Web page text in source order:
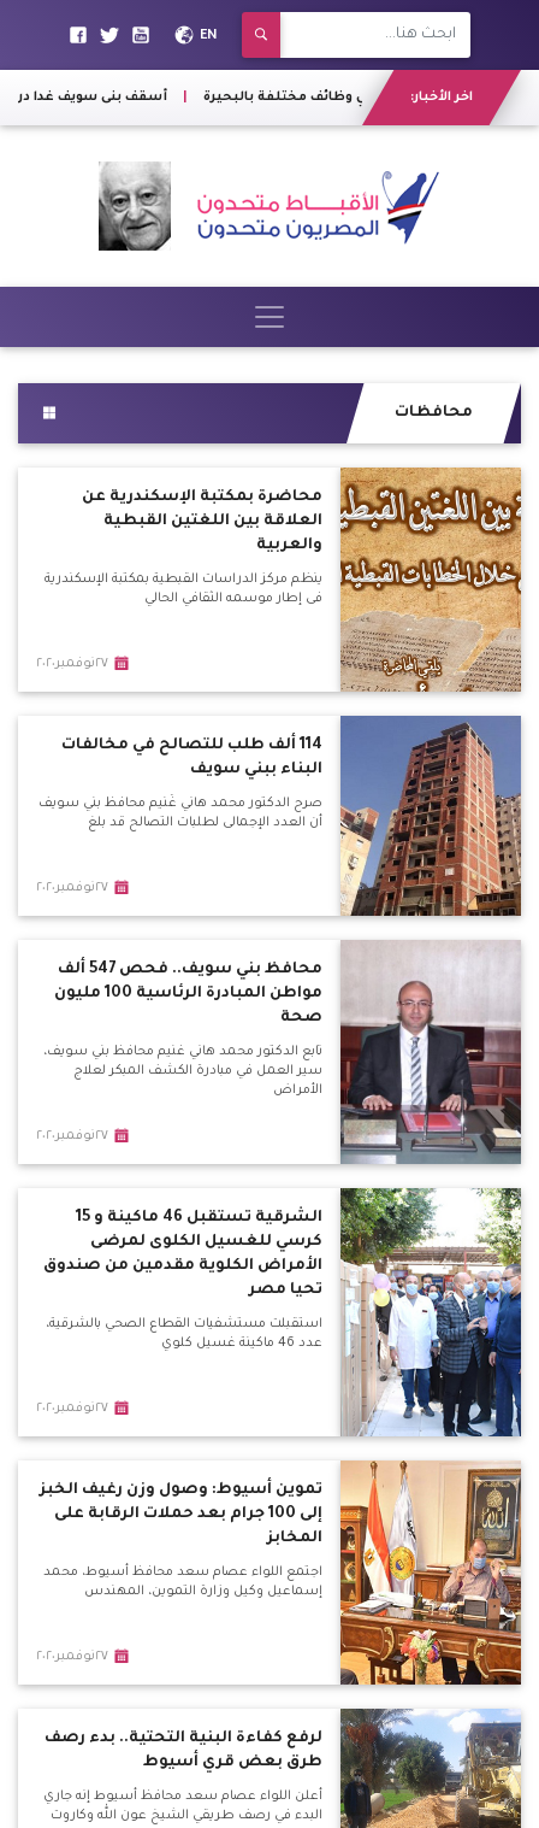
EN
اخر الأخبار: وظائف مختلفة بالبحيرة | أسقف بنى سويف غدا دراسة
محافظات
محاضرة بمكتبة الإسكندرية عن
العلاقة بين اللغتين القبطية
والعربية
ينظم مركز الدراسات القبطية بمكتبة الإسكندرية
فى إطار موسمه الثقافي الحالي
٢٧نوفمبر٢٠٢٠
114 ألف طلب للتصالح في مخالفات
البناء ببني سويف
صرح الدكتور محمد هاني غُنيم محافظ بني سويف
أن العدد الإجمالى لطلبات التصالح قد بلغ
٢٧نوفمبر٢٠٢٠
محافظ بني سويف.. فحص 547 ألف
مواطن المبادرة الرئاسية 100 مليون
صحة
تابع الدكتور محمد هاني غنيم محافظ بني سويف،
سير العمل في مبادرة الكشف المبكر لعلاج
الأمراض
٢٧نوفمبر٢٠٢٠
الشرقية تستقبل 46 ماكينة و 15
كرسي للغسيل الكلوى لمرضى
الأمراض الكلوية مقدمين من صندوق
تحيا مصر
استقبلت مستشفيات القطاع الصحي بالشرقية،
عدد 46 ماكينة غسيل كلوي
٢٧نوفمبر٢٠٢٠
تموين أسيوط: وصول وزن رغيف الخبز
إلى 100 جرام بعد حملات الرقابة على
المخابز
اجتمع اللواء عصام سعد محافظ أسيوط، محمد
إسماعيل وكيل وزارة التموين، المهندس
٢٧نوفمبر٢٠٢٠
لرفع كفاءة البنية التحتية.. بدء رصف
طرق بعض قري أسيوط
أعلن اللواء عصام سعد محافظ أسيوط إنه جاري
البدء في رصف طريقي الشيخ عون الله وكاروت